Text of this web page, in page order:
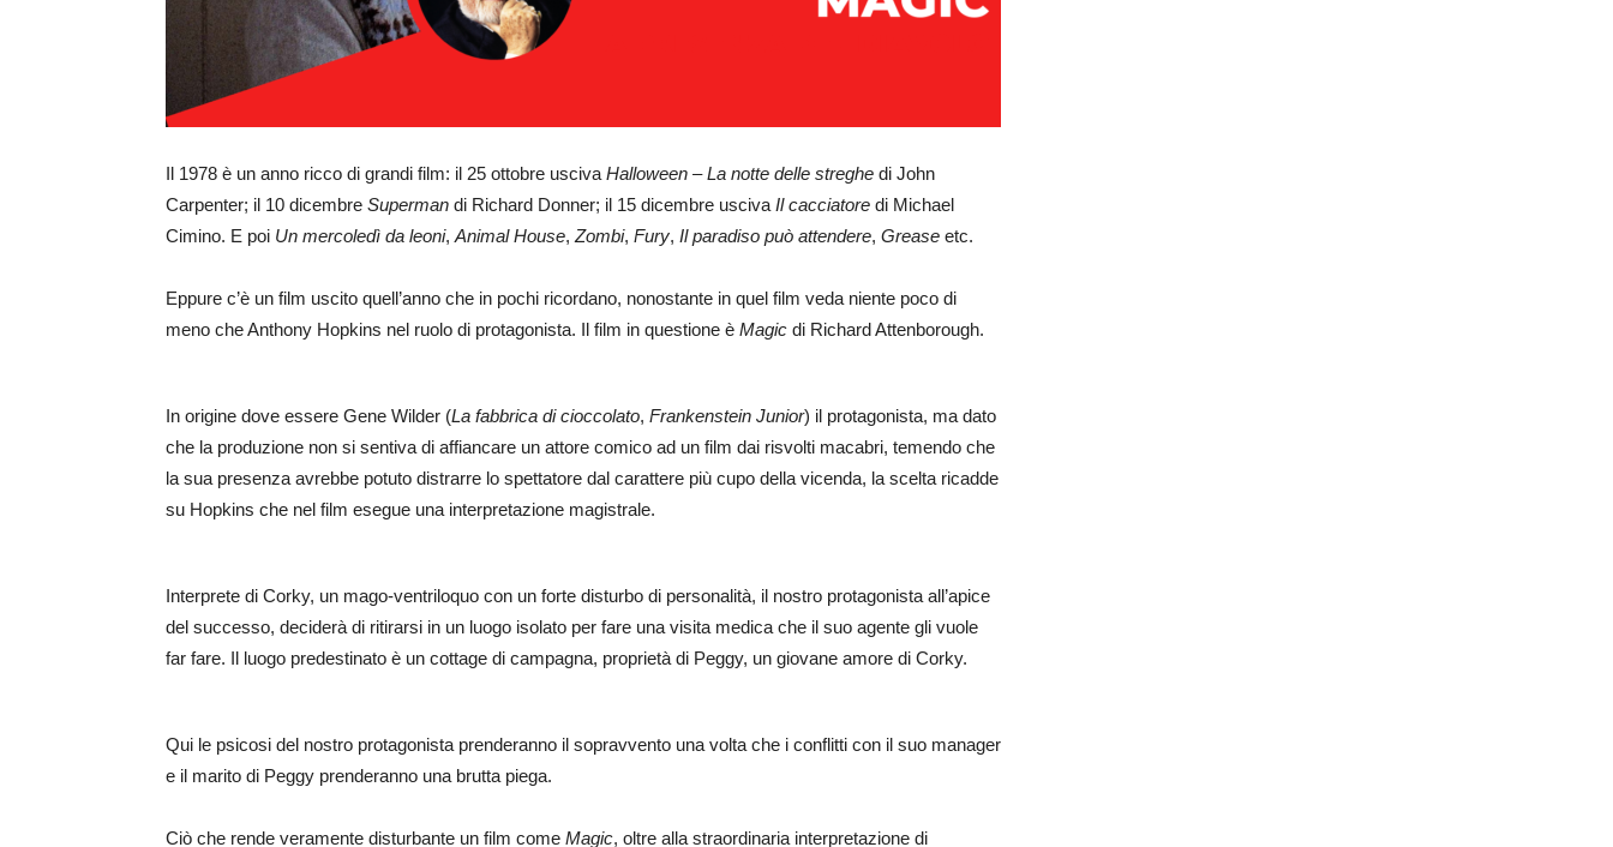
Il 1978 è un anno ricco di grandi film: il 25 ottobre usciva Halloween – La notte delle streghe di John
Carpenter; il 10 dicembre Superman di Richard Donner; il 15 dicembre usciva Il cacciatore di Michael
Cimino. E poi Un mercoledì da leoni, Animal House, Zombi, Fury, Il paradiso può attendere, Grease etc.
Eppure c’è un film uscito quell’anno che in pochi ricordano, nonostante in quel film veda niente poco di
meno che Anthony Hopkins nel ruolo di protagonista. Il film in questione è Magic di Richard Attenborough.
In origine dove essere Gene Wilder (La fabbrica di cioccolato, Frankenstein Junior) il protagonista, ma dato
che la produzione non si sentiva di affiancare un attore comico ad un film dai risvolti macabri, temendo che
la sua presenza avrebbe potuto distrarre lo spettatore dal carattere più cupo della vicenda, la scelta ricadde
su Hopkins che nel film esegue una interpretazione magistrale.
Interprete di Corky, un mago-ventriloquo con un forte disturbo di personalità, il nostro protagonista all’apice
del successo, deciderà di ritirarsi in un luogo isolato per fare una visita medica che il suo agente gli vuole
far fare. Il luogo predestinato è un cottage di campagna, proprietà di Peggy, un giovane amore di Corky.
Qui le psicosi del nostro protagonista prenderanno il sopravvento una volta che i conflitti con il suo manager
e il marito di Peggy prenderanno una brutta piega.
Ciò che rende veramente disturbante un film come Magic, oltre alla straordinaria interpretazione di